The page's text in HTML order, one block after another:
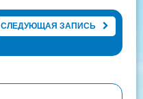
СЛЕДУЮЩАЯ ЗАПИСЬ